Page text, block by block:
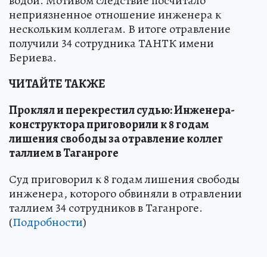
неприязненное отношение инженера к
нескольким коллегам. В итоге отравление
получили 34 сотрудника ТАНТК имени
Бериева.
ЧИТАЙТЕ ТАКЖЕ
Проклял и перекрестил судью: Инженера-
конструктора приговорили к 8 годам
лишения свободы за отравление коллег
таллием в Таганроге
Суд приговорил к 8 годам лишения свободы
инженера, которого обвиняли в отравлении
таллием 34 сотрудников в Таганроге.
(Подробности)